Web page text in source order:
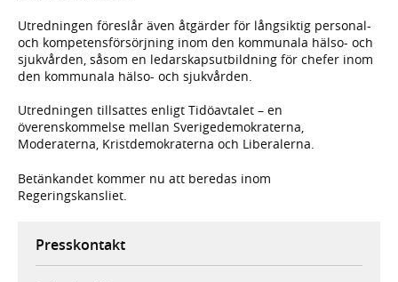
Utredningen föreslår även åtgärder för långsiktig personal-
och kompetensförsörjning inom den kommunala hälso- och
sjukvården, såsom en ledarskapsutbildning för chefer inom
den kommunala hälso- och sjukvården.
Utredningen tillsattes enligt Tidöavtalet – en
överenskommelse mellan Sverigedemokraterna,
Moderaterna, Kristdemokraterna och Liberalerna.
Betänkandet kommer nu att beredas inom
Regeringskansliet.
Presskontakt